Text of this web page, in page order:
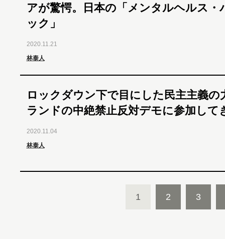
アが驚愕。日本の「メンタルヘルス・
ック」
2020.11.21
林泰人
ロックダウン下で目にした民主主義の
ランドの中絶禁止反対デモに参加して
2020.11.04
林泰人
1 2 3